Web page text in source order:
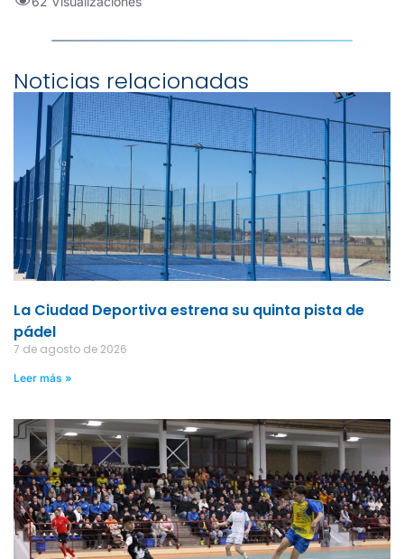
Noticias relacionadas
La Ciudad Deportiva estrena su quinta pista de
pádel
7 de agosto de 2026
Leer más »